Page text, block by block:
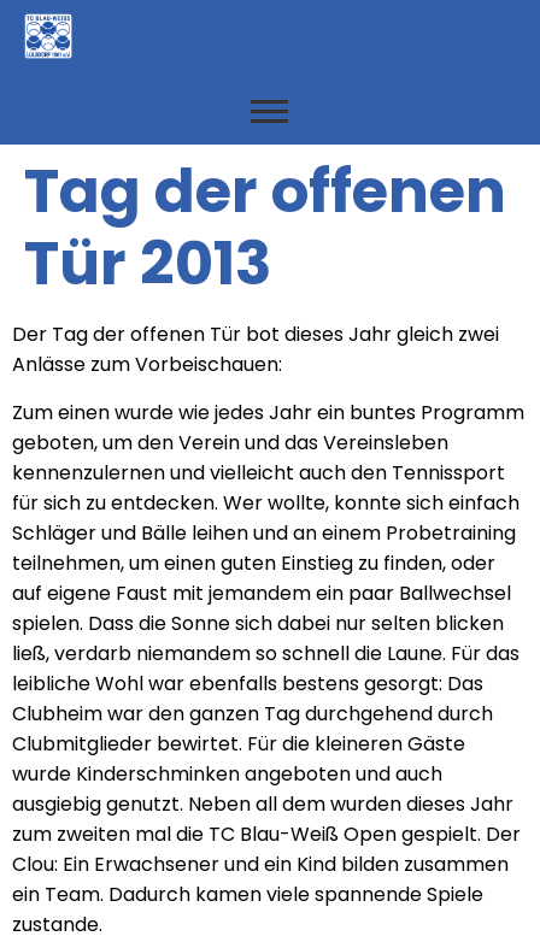
Tag der offenen
Tür 2013
Der Tag der offenen Tür bot dieses Jahr gleich zwei
Anlässe zum Vorbeischauen:
Zum einen wurde wie jedes Jahr ein buntes Programm
geboten, um den Verein und das Vereinsleben
kennenzulernen und vielleicht auch den Tennissport
für sich zu entdecken. Wer wollte, konnte sich einfach
Schläger und Bälle leihen und an einem Probetraining
teilnehmen, um einen guten Einstieg zu finden, oder
auf eigene Faust mit jemandem ein paar Ballwechsel
spielen. Dass die Sonne sich dabei nur selten blicken
ließ, verdarb niemandem so schnell die Laune. Für das
leibliche Wohl war ebenfalls bestens gesorgt: Das
Clubheim war den ganzen Tag durchgehend durch
Clubmitglieder bewirtet. Für die kleineren Gäste
wurde Kinderschminken angeboten und auch
ausgiebig genutzt. Neben all dem wurden dieses Jahr
zum zweiten mal die TC Blau-Weiß Open gespielt. Der
Clou: Ein Erwachsener und ein Kind bilden zusammen
ein Team. Dadurch kamen viele spannende Spiele
zustande.